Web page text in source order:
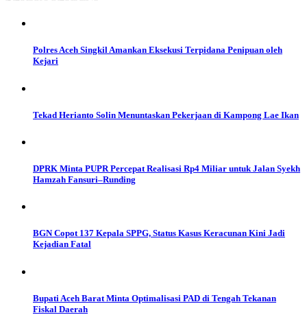
Polres Aceh Singkil Amankan Eksekusi Terpidana Penipuan oleh
Kejari
Tekad Herianto Solin Menuntaskan Pekerjaan di Kampong Lae Ikan
DPRK Minta PUPR Percepat Realisasi Rp4 Miliar untuk Jalan Syekh
Hamzah Fansuri–Runding
BGN Copot 137 Kepala SPPG, Status Kasus Keracunan Kini Jadi
Kejadian Fatal
Bupati Aceh Barat Minta Optimalisasi PAD di Tengah Tekanan
Fiskal Daerah